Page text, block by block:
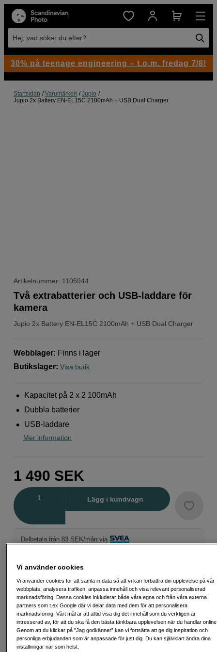
Hej, vad söker du efter?
Startsidan Varumärken
Jupio
Jupio 2x Battery EN-EL15C 2100mAh + USB Dual Charger
Artikelnummer: 1105944
Jupio 2x Battery EN-EL15C 2100mAh + USB Dual Charger
Två extrabatterier och USB-laddare för
kamera
Webblager: Finns i lager
Butikslager: Visa butik
Kapacitet på 2 x 2 100mAh
Dubbla batterier
USB-laddare
Mer information
1 490 SEK
Lägg i kundvagn
Delbetala från 83 SEK/mån via
riskerar du en betalningsanmärkning. Det kan leda till svårigheter att få hyra
bostad, teckna abonnemang och få nya lån. För stöd, vänd dig till budget-
och skuldrådgivningen i din kommun. Kontaktuppgifter finns på
konsumentverket.se (öppnas i ny flik)
30% på teenage engineering – t.o.m. fredag 7/8!
Vi använder cookies
Vi använder cookies för att samla in data så att vi kan förbättra din upplevelse på vår
webbplats, analysera trafiken, anpassa innehåll och visa relevant personaliserad
marknadsföring. Dessa cookies inkluderar både våra egna och från våra externa
partners som t.ex Google där vi delar data med dem för att personalisera
marknadsföring. Vårt mål är att alltid visa dig det innehåll som du verkligen är
intresserad av, för att du ska få den bästa tänkbara upplevelsen när du handlar
Genom att du klickar på ”Jag godkänner” kan vi fortsätta att ge dig inspiration och
personliga erbjudanden som är anpassade för just dig. Du kan självklart ändra dina
inställningar när som helst.